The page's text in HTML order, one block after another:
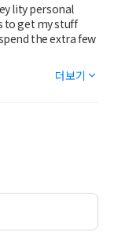
lity personal
to get my stuff
더보기